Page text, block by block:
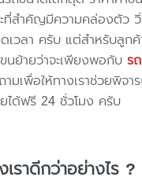
ที่สำคัญมีความคล่องตัว
เวลา ครับ แต่สำหรับลูกค้
นย้ายว่าจะเพียงพอกับร
มเพื่อให้ทางเราช่วยพิจา
ได้ฟรี 24 ชั่วโมง ครับ
ราดีกว่าอย่างไร ?